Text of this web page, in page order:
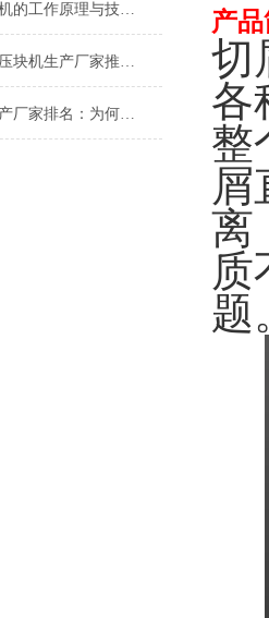
三元极片破碎机的工作原理与技术创新
上海地区铝渣压块机生产厂家推荐：为何恩派特成为行业优选？
铝削压块机生产厂家排名：为何恩派特成为行业优选？
产
切
各
整
屑
离
质